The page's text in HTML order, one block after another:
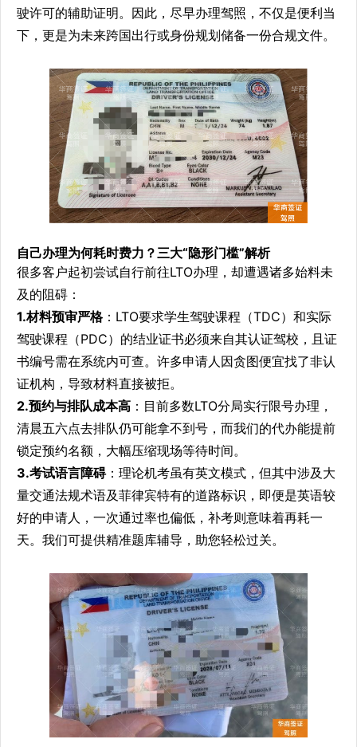
驶许可的辅助证明。因此，尽早办理驾照，不仅是便利当
下，更是为未来跨国出行或身份规划储备一份合规文件。
自己办理为何耗时费力？三大“隐形门槛”解析
很多客户起初尝试自行前往LTO办理，却遭遇诸多始料未
及的阻碍：
1.材料预审严格：LTO要求学生驾驶课程（TDC）和实际
驾驶课程（PDC）的结业证书必须来自其认证驾校，且证
书编号需在系统内可查。许多申请人因贪图便宜找了非认
证机构，导致材料直接被拒。
2.预约与排队成本高 ：目前多数LTO分局实行限号办理，
清晨五六点去排队仍可能拿不到号，而我们的代办能提前
锁定预约名额，大幅压缩现场等待时间。
3.考试语言障碍：理论机考虽有英文模式，但其中涉及大
量交通法规术语及菲律宾特有的道路标识，即便是英语较
好的申请人，一次通过率也偏低，补考则意味着再耗一
天。我们可提供精准题库辅导，助您轻松过关。